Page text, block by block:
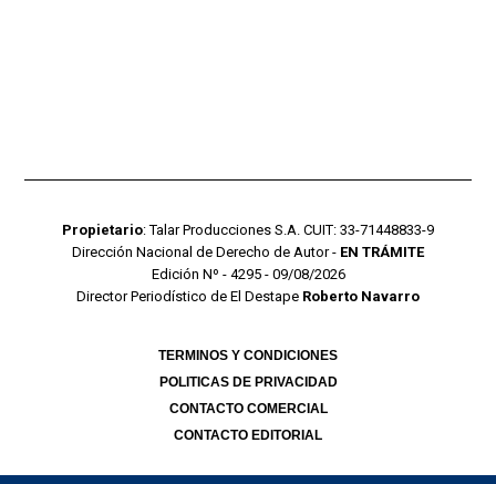
Propietario: Talar Producciones S.A. CUIT: 33-71448833-9
Dirección Nacional de Derecho de Autor - EN TRÁMITE
Edición Nº - 4295 - 09/08/2026
Director Periodístico de El Destape Roberto Navarro
TERMINOS Y CONDICIONES
POLITICAS DE PRIVACIDAD
CONTACTO COMERCIAL
CONTACTO EDITORIAL